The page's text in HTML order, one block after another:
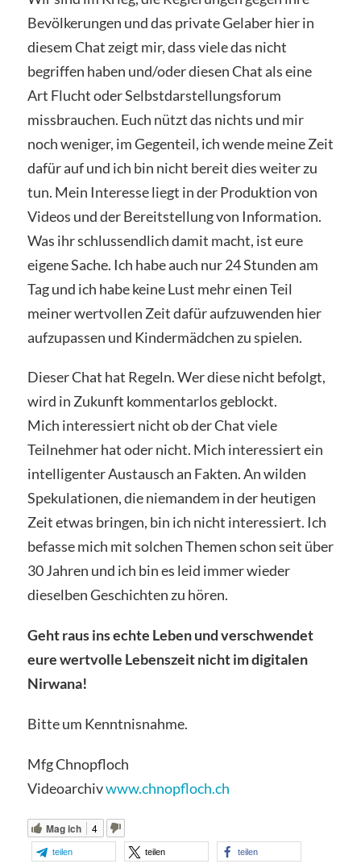
Bevölkerungen und das private Gelaber hier in
diesem Chat zeigt mir, dass viele das nicht
begriffen haben und/oder diesen Chat als eine
Art Flucht oder Selbstdarstellungsforum
missbrauchen. Euch nützt das nichts und mir
noch weniger, im Gegenteil, ich wende meine Zeit
dafür auf und ich bin nicht bereit dies weiter zu
tun. Mein Interesse liegt in der Produktion von
Videos und der Bereitstellung von Information.
Was ihr schlussendlich damit macht, ist eure
eigene Sache. Ich habe auch nur 24 Stunden am
Tag und ich habe keine Lust mehr einen Teil
meiner wertvollen Zeit dafür aufzuwenden hier
aufzupassen und Kindermädchen zu spielen.
Dieser Chat hat Regeln. Wer diese nicht befolgt,
wird in Zukunft kommentarlos geblockt.
Mich interessiert nicht ob der Chat viele
Teilnehmer hat oder nicht. Mich interessiert ein
intelligenter Austausch an Fakten. An wilden
Spekulationen, die niemandem in der heutigen
Zeit etwas bringen, bin ich nicht interessiert. Ich
befasse mich mit solchen Themen schon seit über
30 Jahren und ich bin es leid immer wieder
dieselben Geschichten zu hören.
Geht raus ins echte Leben und verschwendet
eure wertvolle Lebenszeit nicht im digitalen
Nirwana!
Bitte um Kenntnisnahme.
Mfg Chnopfloch
Videoarchivwww.chnopfloch.ch
Mag ich 4
teilen teilen teilen